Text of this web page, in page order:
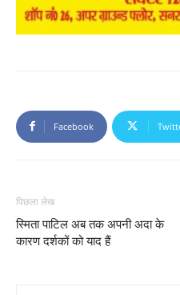
Facebook
पिछला लेख
स्मिता पाटिल अब तक अपनी अदा के
कारण दर्शकों को याद हैं